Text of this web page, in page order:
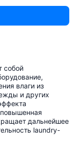
собой
влаги из
и других
дальнейшее
laundry-